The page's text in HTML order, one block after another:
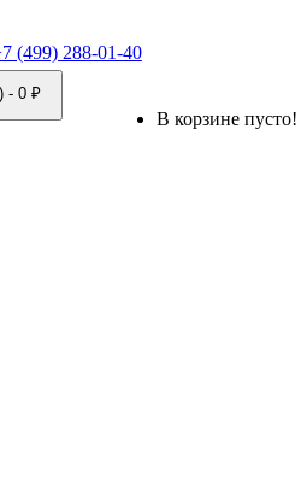
(499) 288-01-40
- 0 ₽
В корзине пусто!